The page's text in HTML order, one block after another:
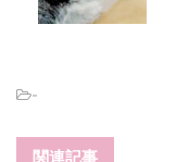
-
関連記事